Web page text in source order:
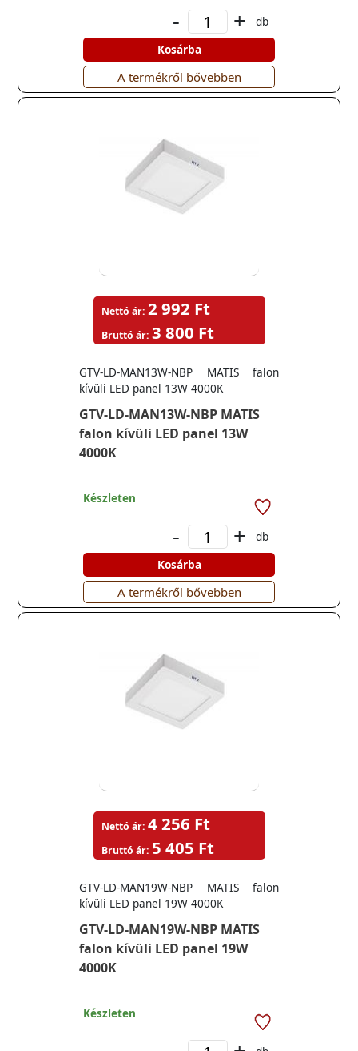
- +
db
Kosárba
A termékről bővebben
GTV-LD-MAN13W-NBP MATIS
falon kívüli LED panel 13W
4000K
GTV-LD-MAN13W-NBP MATIS falon
kívüli LED panel 13W 4000K
Nettó ár: 2 992 Ft
Bruttó ár: 3 800 Ft
Készleten
- +
db
Kosárba
A termékről bővebben
GTV-LD-MAN19W-NBP MATIS
falon kívüli LED panel 19W
4000K
GTV-LD-MAN19W-NBP MATIS falon
kívüli LED panel 19W 4000K
Nettó ár: 4 256 Ft
Bruttó ár: 5 405 Ft
Készleten